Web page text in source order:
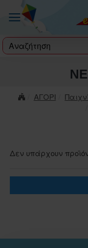
label
ΑΓΟΡΙ
Δεν υπάρχουν